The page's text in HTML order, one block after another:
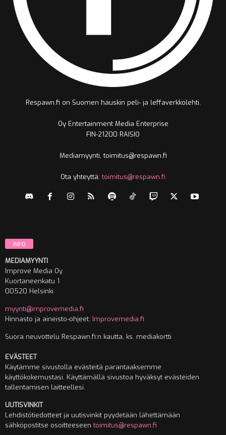
Respawn.fi on Suomen hauskin peli- ja leffaverkkolehti.
Oy Entertainment Media Enterprise
FIN-21200 RAISIO
Mediamyynti, toimitus@respawn.fi
Ota yhteyttä:toimitus@respawn.fi
INFO
MEDIAMYYNTI
Improve Media Oy
Kuortaneenkatu 1
00520 Helsinki
myynti@improvemedia.fi
Hinnasto ja aineisto-ohjeet: Improvemedia.fi
Suora neuvottelu Respawn.fi:n kautta, ks. mediakortti
EVÄSTEET
Käytämme sivustolla evästeitä parantaaksemme
käyttökokemustasi. Käyttämällä sivustoa hyväksyt evästeiden
tallentamisen laitteellesi.
UUTISVINKIT
Lehdistötiedotteet ja uutisvinkit pyydetään lähettämään
sähköpostitse osoitteeseentoimitus@respawn.fi